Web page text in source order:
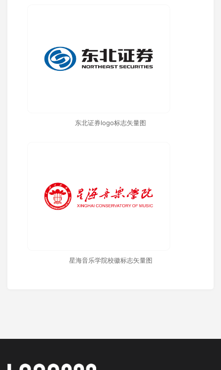
东北证券logo标志矢量图
星海音乐学院校徽标志矢量图